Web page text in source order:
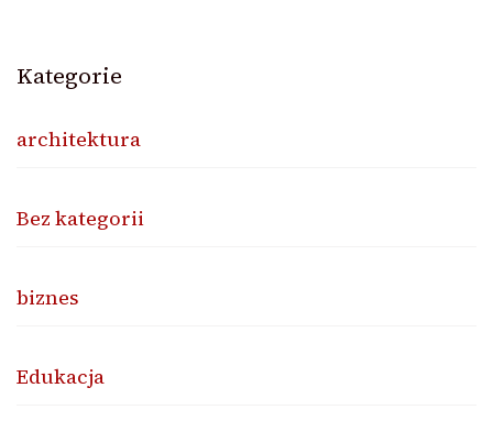
Kategorie
architektura
Bez kategorii
biznes
Edukacja